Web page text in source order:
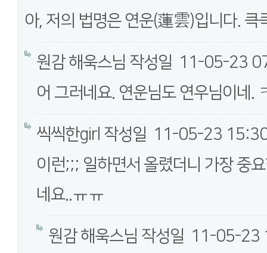
아, 저의 법명은 연운(蓮雲)입니다. 큭
원감 해욱스님 작성일 11-05-23
어 그러네요. 연운님도 연우님이네.
씩씩한girl 작성일 11-05-23
이런;;; 일하면서 올렸더니 가장 중
네요..ㅠㅠ
원감 해욱스님 작성일 11-05-23